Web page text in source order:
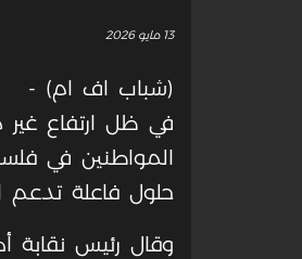
13 مايو 2026
(شباب اف ام) -
في ظل ارتفاع غير
المواطنين في
حلول فاعلة تدعم
وقال رئيس نقابة